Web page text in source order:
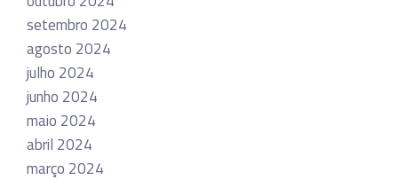
setembro 2024
agosto 2024
julho 2024
junho 2024
maio 2024
abril 2024
março 2024